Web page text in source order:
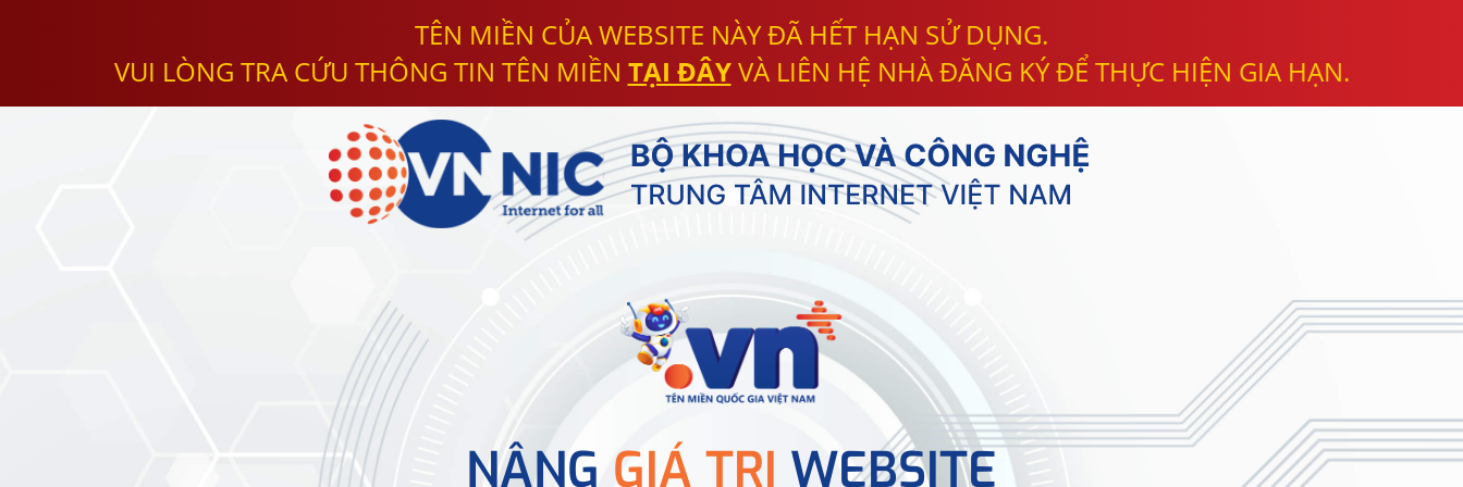
TÊN MIỀN CỦA WEBSITE NÀY ĐÃ HẾT HẠN SỬ DỤNG.
VUI LÒNG TRA CỨU THÔNG TIN TÊN MIỀN TẠI ĐÂYVÀ LIÊN HỆ NHÀ ĐĂNG KÝ ĐỂ THỰC HIỆN GIA HẠN.
NÂNG GIÁ TRỊ WEBSITE